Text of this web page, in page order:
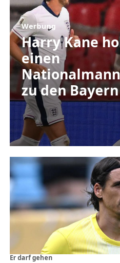
Werbung
Harry Kane
einen
zu den Bayern
Er darf gehen